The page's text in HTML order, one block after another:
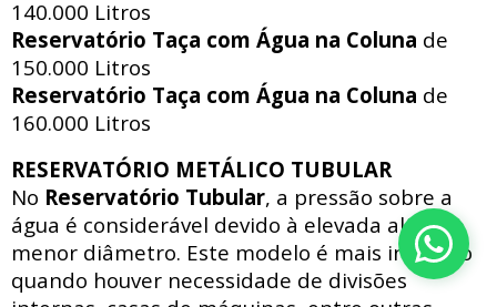
140.000 Litros
Reservatório Taça com Água na Coluna de
150.000 Litros
Reservatório Taça com Água na Coluna de
160.000 Litros
RESERVATÓRIO METÁLICO TUBULAR
No Reservatório Tubular, a pressão sobre a
água é considerável devido à elevada altura e
menor diâmetro. Este modelo é mais indicado
quando houver necessidade de divisões